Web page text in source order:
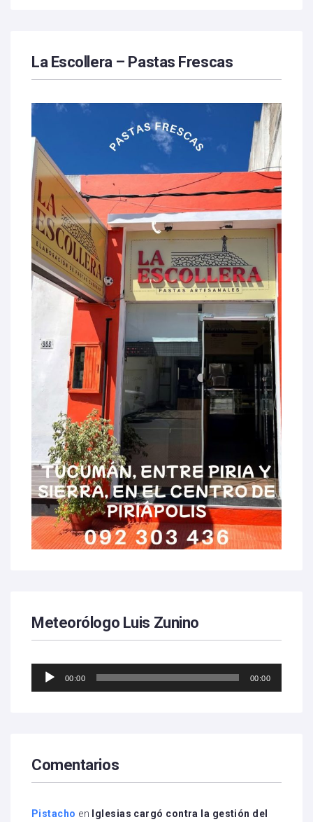
La Escollera – Pastas Frescas
Meteorólogo Luis Zunino
Reproductor
00:00 00:00
Comentarios
Pistacho en Iglesias cargó contra la gestión del